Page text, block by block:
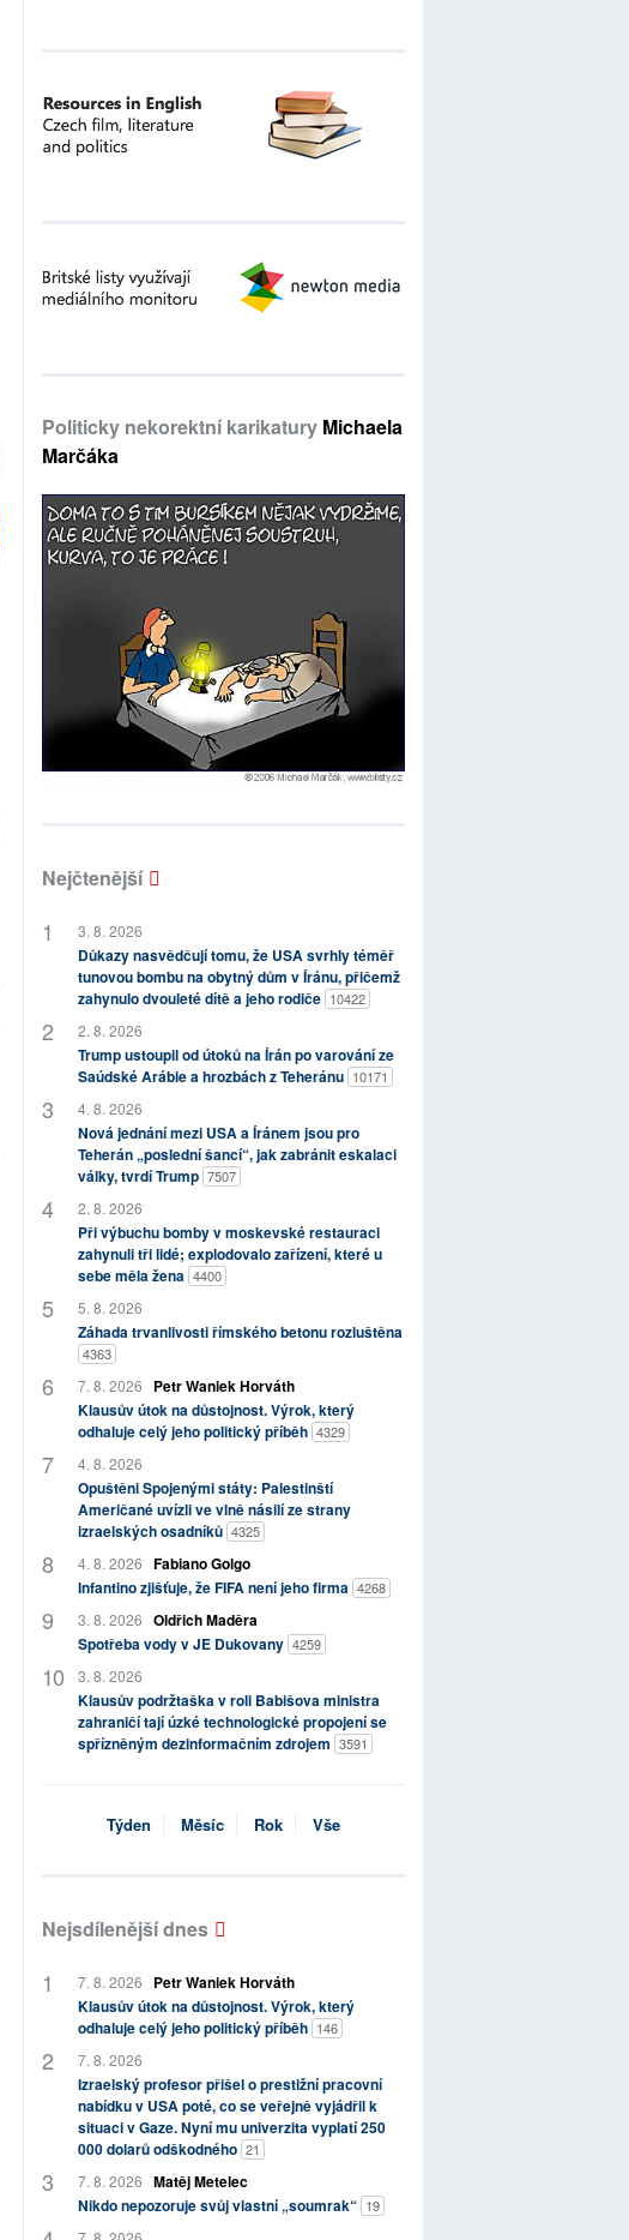
Politicky nekorektní karikatury Michaela
Marčáka
Nejčtenější
3. 8. 2026
Důkazy nasvědčují tomu, že USA svrhly téměř
tunovou bombu na obytný dům v Íránu, přičemž
zahynulo dvouleté dítě a jeho rodiče 10422
2. 8. 2026
Trump ustoupil od útoků na Írán po varování ze
Saúdské Arábie a hrozbách z Teheránu 10171
4. 8. 2026
Nová jednání mezi USA a Íránem jsou pro
Teherán „poslední šancí“, jak zabránit eskalaci
války, tvrdí Trump 7507
2. 8. 2026
Při výbuchu bomby v moskevské restauraci
zahynuli tři lidé; explodovalo zařízení, které u
sebe měla žena 4400
5. 8. 2026
Záhada trvanlivosti římského betonu rozluštěna
4363
7. 8. 2026
Petr Waniek Horváth
Klausův útok na důstojnost. Výrok, který
odhaluje celý jeho politický příběh 4329
4. 8. 2026
Opuštěni Spojenými státy: Palestinští
Američané uvízli ve vlně násilí ze strany
izraelských osadníků 4325
4. 8. 2026 Fabiano Golgo
Infantino zjišťuje, že FIFA není jeho firma 4268
3. 8. 2026 Oldřich Maděra
Spotřeba vody v JE Dukovany 4259
3. 8. 2026
Klausův podržtaška v roli Babišova ministra
zahraničí tají úzké technologické propojení se
spřízněným dezinformačním zdrojem 3591
Týden Měsíc Rok Vše
Nejsdílenější dnes
7. 8. 2026
Petr Waniek Horváth
Klausův útok na důstojnost. Výrok, který
odhaluje celý jeho politický příběh 146
7. 8. 2026
Izraelský profesor přišel o prestižní pracovní
nabídku v USA poté, co se veřejně vyjádřil k
situaci v Gaze. Nyní mu univerzita vyplatí 250
000 dolarů odškodného 21
7. 8. 2026 Matěj Metelec
Nikdo nepozoruje svůj vlastní „soumrak“ 19